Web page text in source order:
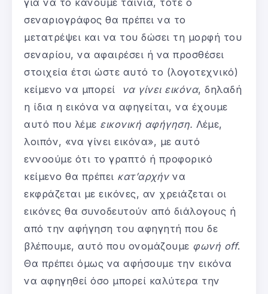
σεναριογράφος θα πρέπει να το
μετατρέψει και να του δώσει τη μορφή του
σεναρίου, να αφαιρέσει ή να προσθέσει
στοιχεία έτσι ώστε αυτό το (λογοτεχνικό)
κείμενο να μπορεί
να γίνει εικόνα, δηλαδή
η ίδια η εικόνα να αφηγείται, να έχουμε
αυτό που λέμε εικονική αφήγηση. Λέμε,
λοιπόν, «να γίνει εικόνα», με αυτό
εννοούμε ότι το γραπτό ή προφορικό
κείμενο θα πρέπει κατ’αρχήννα
εκφράζεται με εικόνες, αν χρειάζεται οι
εικόνες θα συνοδευτούν από διάλογους ή
από την αφήγηση του αφηγητή που δε
βλέπουμε, αυτό που ονομάζουμε φωνή off.
Θα πρέπει όμως να αφήσουμε την εικόνα
να αφηγηθεί όσο μπορεί καλύτερα την